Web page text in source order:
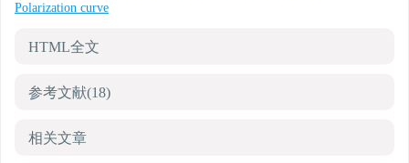
Polarization curve
HTML全文
参考文献(18)
相关文章